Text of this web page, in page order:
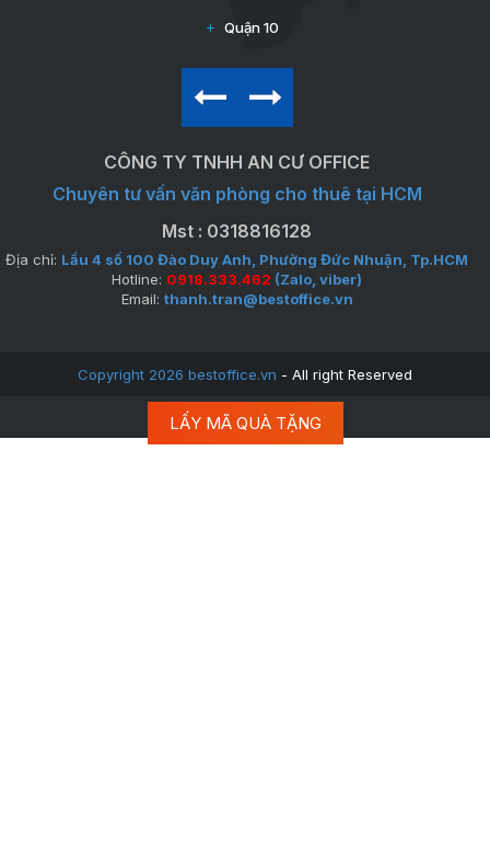
Quận 10
CÔNG TY TNHH AN CƯ OFFICE
Chuyên tư vấn văn phòng cho thuê tại HCM
Mst : 0318816128
Địa chỉ: Lầu 4 số 100 Đào Duy Anh, Phường Đức Nhuận, Tp.HCM
Hotline: 0918.333.462 (Zalo, viber)
Email: thanh.tran@bestoffice.vn
Copyright 2026 bestoffice.vn - All right Reserved
LẤY MÃ QUÀ TẶNG